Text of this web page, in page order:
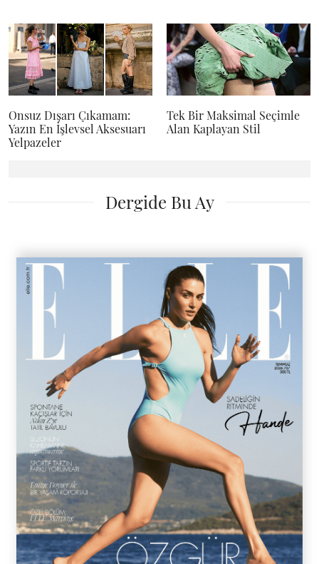
Onsuz Dışarı Çıkamam:
Yazın En İşlevsel Aksesuarı
Yelpazeler
Tek Bir Maksimal Seçimle
Alan Kaplayan Stil
KİŞİYE ÖZEL HEDİYELER
Sadece size ve sevdiklerinize özel tasarımlar!
22 Ekim 2018
Getty Images
İsminizin olduğu veya baş harfinizin olduğu bir kolye